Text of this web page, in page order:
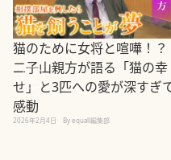
猫のために女将と喧嘩！？
二子山親方が語る「猫の幸
せ」と3匹への愛が深すぎ
感動
2026年2月4日 By equall編集部